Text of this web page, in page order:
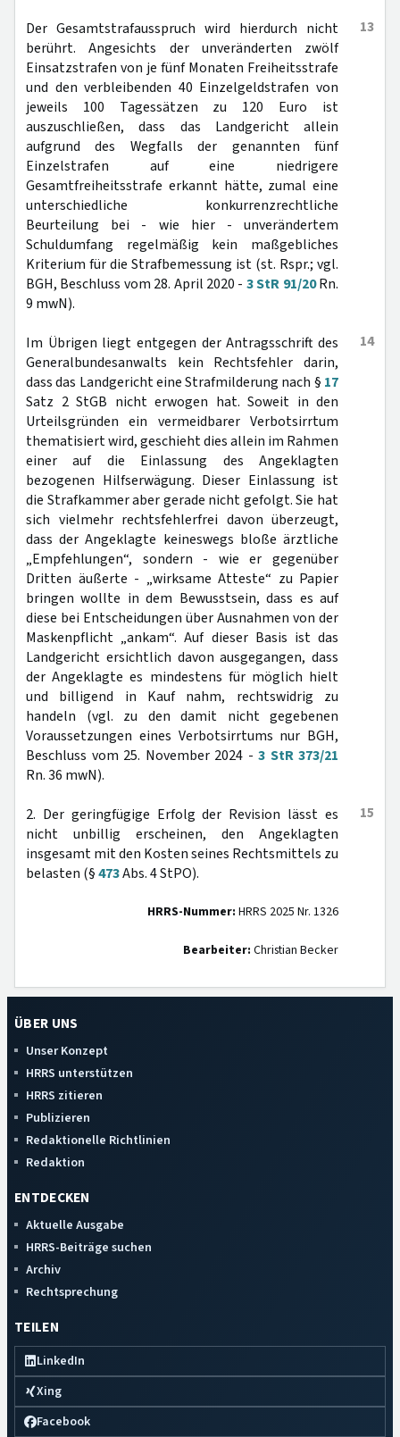
13
Der Gesamtstrafausspruch wird hierdurch nicht
berührt. Angesichts der unveränderten zwölf
Einsatzstrafen von je fünf Monaten Freiheitsstrafe
und den verbleibenden 40 Einzelgeldstrafen von
jeweils 100 Tagessätzen zu 120 Euro ist
auszuschließen, dass das Landgericht allein
aufgrund des Wegfalls der genannten fünf
Einzelstrafen auf eine niedrigere
Gesamtfreiheitsstrafe erkannt hätte, zumal eine
unterschiedliche konkurrenzrechtliche
Beurteilung bei - wie hier - unverändertem
Schuldumfang regelmäßig kein maßgebliches
Kriterium für die Strafbemessung ist (st. Rspr.; vgl.
BGH, Beschluss vom 28. April 2020 - 3 StR 91/20Rn.
9 mwN).
14
Im Übrigen liegt entgegen der Antragsschrift des
Generalbundesanwalts kein Rechtsfehler darin,
dass das Landgericht eine Strafmilderung nach § 17
Satz 2 StGB nicht erwogen hat. Soweit in den
Urteilsgründen ein vermeidbarer Verbotsirrtum
thematisiert wird, geschieht dies allein im Rahmen
einer auf die Einlassung des Angeklagten
bezogenen Hilfserwägung. Dieser Einlassung ist
die Strafkammer aber gerade nicht gefolgt. Sie hat
sich vielmehr rechtsfehlerfrei davon überzeugt,
dass der Angeklagte keineswegs bloße ärztliche
„Empfehlungen“, sondern - wie er gegenüber
Dritten äußerte - „wirksame Atteste“ zu Papier
bringen wollte in dem Bewusstsein, dass es auf
diese bei Entscheidungen über Ausnahmen von der
Maskenpflicht „ankam“. Auf dieser Basis ist das
Landgericht ersichtlich davon ausgegangen, dass
der Angeklagte es mindestens für möglich hielt
und billigend in Kauf nahm, rechtswidrig zu
handeln (vgl. zu den damit nicht gegebenen
Voraussetzungen eines Verbotsirrtums nur BGH,
Beschluss vom 25. November 2024 - 3 StR 373/21
Rn. 36 mwN).
15
2. Der geringfügige Erfolg der Revision lässt es
nicht unbillig erscheinen, den Angeklagten
insgesamt mit den Kosten seines Rechtsmittels zu
belasten (§473Abs. 4 StPO).
HRRS-Nummer: HRRS 2025 Nr. 1326
Bearbeiter: Christian Becker
ÜBER UNS
Unser Konzept
HRRS unterstützen
HRRS zitieren
Publizieren
Redaktionelle Richtlinien
Redaktion
ENTDECKEN
Aktuelle Ausgabe
HRRS-Beiträge suchen
Archiv
Rechtsprechung
TEILEN
LinkedIn
Xing
Facebook